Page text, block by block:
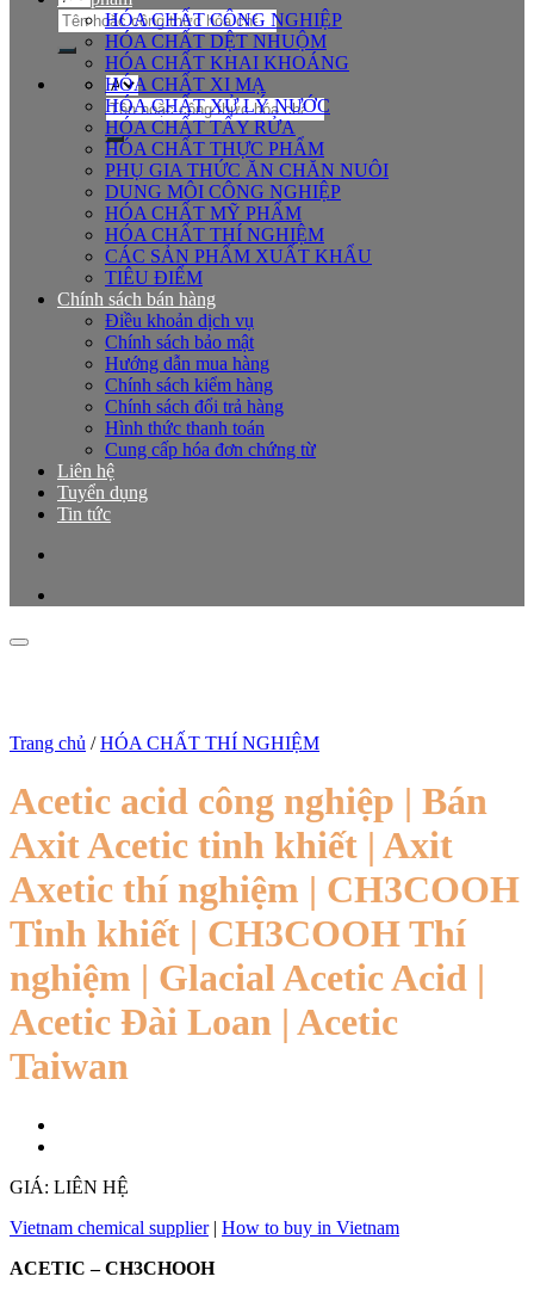
Tìm
kiếm:
Tìm
kiếm:
HÓA CHẤT CÔNG NGHIỆP
HÓA CHẤT DỆT NHUỘM
HÓA CHẤT KHAI KHOÁNG
HÓA CHẤT XI MẠ
HÓA CHẤT XỬ LÝ NƯỚC
HÓA CHẤT TẨY RỬA
HÓA CHẤT THỰC PHẨM
PHỤ GIA THỨC ĂN CHĂN NUÔI
DUNG MÔI CÔNG NGHIỆP
HÓA CHẤT MỸ PHẨM
HÓA CHẤT THÍ NGHIỆM
CÁC SẢN PHẨM XUẤT KHẨU
TIÊU ĐIỂM
Chính sách bán hàng
Điều khoản dịch vụ
Chính sách bảo mật
Hướng dẫn mua hàng
Chính sách kiểm hàng
Chính sách đổi trả hàng
Hình thức thanh toán
Cung cấp hóa đơn chứng từ
Liên hệ
Tuyển dụng
Tin tức
Trang chủ / HÓA CHẤT THÍ NGHIỆM
Acetic acid công nghiệp | Bán
Axit Acetic tinh khiết | Axit
Axetic thí nghiệm | CH3COOH
Tinh khiết | CH3COOH Thí
nghiệm | Glacial Acetic Acid |
Acetic Đài Loan | Acetic
Taiwan
GIÁ: LIÊN HỆ
Vietnam chemical supplier| How to buy in Vietnam
ACETIC – CH3CHOOH